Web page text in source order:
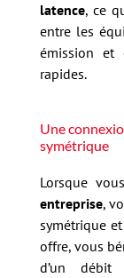
latence, ce
entre les
émission et
rapides.
Une
symétrique
Lorsque
entreprise,
symétrique
offre, vous
d’un débit